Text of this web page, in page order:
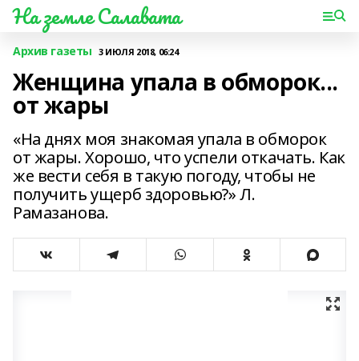
На земле Салавата
Архив газеты 3 ИЮЛЯ 2018, 06:24
Женщина упала в обморок...
от жары
«На днях моя знакомая упала в обморок
от жары. Хорошо, что успели откачать. Как
же вести себя в такую погоду, чтобы не
получить ущерб здоровью?» Л.
Рамазанова.